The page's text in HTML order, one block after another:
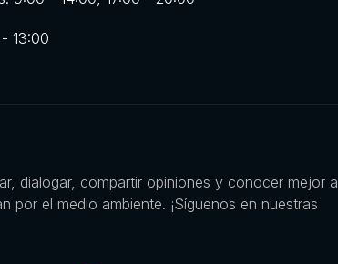
13:00
dialogar, compartir opiniones y conocer mejor a
por el medio ambiente. ¡Síguenos en nuestras